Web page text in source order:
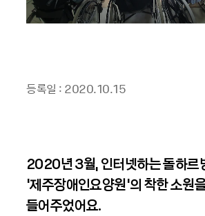
등록일 : 2020.10.15
2020년 3월, 인터넷하는 돌하르
‘제주장애인요양원’의 착한 소원
들어주었어요.